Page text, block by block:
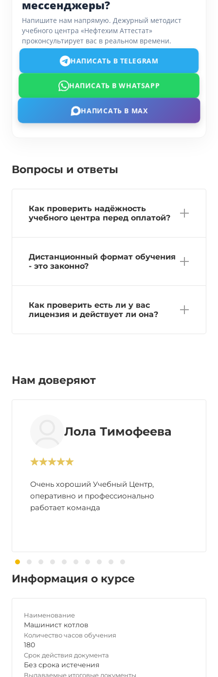
мессенджеры?
Напишите нам напрямую. Дежурный методист
учебного центра «Нефтехим Аттестат»
проконсультирует вас в реальном времени.
НАПИСАТЬ В TELEGRAM
НАПИСАТЬ В WHATSAPP
НАПИСАТЬ В MAX
Вопросы и ответы
Как проверить надёжность
учебного центра перед оплатой?
Дистанционный формат обучения
- это законно?
Как проверить есть ли у вас
лицензия и действует ли она?
Нам доверяют
Лола Тимофеева
Очень хороший Учебный Центр,
оперативно и профессионально
работает команда
Информация о курсе
Наименование
Машинист котлов
Количество часов обучения
180
Срок действия документа
Без срока истечения
Выдаваемые итоговые документы